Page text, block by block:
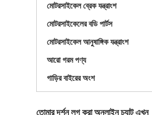
মোটরসাইকেল ব্রেক যন্ত্রাংশ
মোটরসাইকেলের বডি পার্টস
মোটরসাইকেল আনুষাঙ্গিক যন্ত্রাংশ
আরো গরম পণ্য
গাড়ির বাইরের অংশ
তোমার দর্শন লগ করা অনলাইন চ্যাট এখন